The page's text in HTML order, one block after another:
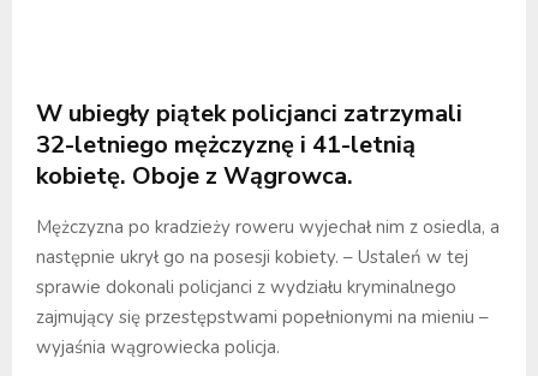
W ubiegły piątek policjanci zatrzymali
32-letniego mężczyznę i 41-letnią
kobietę. Oboje z Wągrowca.
Mężczyzna po kradzieży roweru wyjechał nim z osiedla, a
następnie ukrył go na posesji kobiety. – Ustaleń w tej
sprawie dokonali policjanci z wydziału kryminalnego
zajmujący się przestępstwami popełnionymi na mieniu –
wyjaśnia wągrowiecka policja.